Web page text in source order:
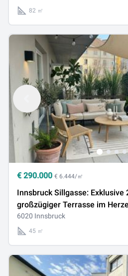
82 ㎡
€ 290.000 € 6.444/㎡
Innsbruck Sillgasse: Exklusive
großzügiger Terrasse im
6020 Innsbruck
45 ㎡